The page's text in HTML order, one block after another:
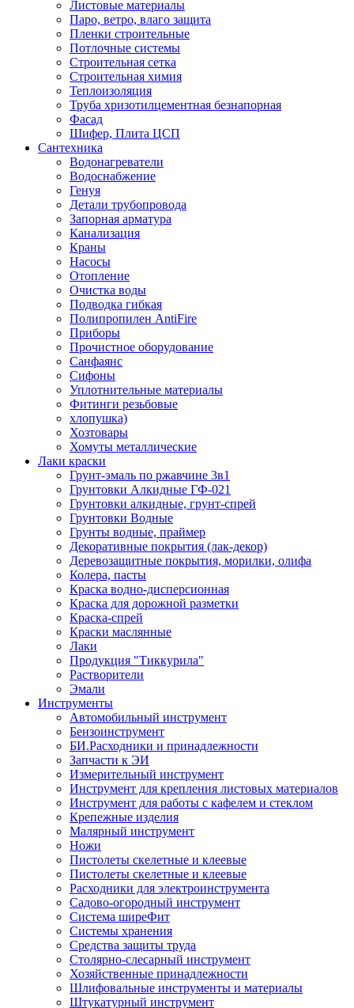
Листовые материалы
Паро, ветро, влаго защита
Пленки строительные
Потлочные системы
Строительная сетка
Строительная химия
Теплоизоляция
Труба хризотилцементная безнапорная
Фасад
Шифер, Плита ЦСП
Сантехника
Водонагреватели
Водоснабжение
Генуя
Детали трубопровода
Запорная арматура
Канализация
Краны
Насосы
Отопление
Очистка воды
Подводка гибкая
Полипропилен AntiFire
Приборы
Прочистное оборудование
Санфаянс
Сифоны
Уплотнительные материалы
Фитинги резьбовые
хлопушка)
Хозтовары
Хомуты металлические
Лаки краски
Грунт-эмаль по ржавчине 3в1
Грунтовки Алкидные ГФ-021
Грунтовки алкидные, грунт-спрей
Грунтовки Водные
Грунты водные, праймер
Декоративные покрытия (лак-декор)
Деревозащитные покрытия, морилки, олифа
Колера, пасты
Краска водно-дисперсионная
Краска для дорожной разметки
Краска-спрей
Краски маслянные
Лаки
Продукция "Тиккурила"
Растворители
Эмали
Инструменты
Автомобильный инструмент
Бензоинструмент
БИ.Расходники и принадлежности
Запчасти к ЭИ
Измерительный инструмент
Инструмент для крепления листовых материалов
Инструмент для работы с кафелем и стеклом
Крепежные изделия
Малярный инструмент
Ножи
Пистолеты скелетные и клеевые
Пистолеты скелетные и клеевые
Расходники для электроинструмента
Садово-огородный инструмент
Система ширеФит
Системы хранения
Средства защиты труда
Столярно-слесарный инструмент
Хозяйственные принадлежности
Шлифовальные инструменты и материалы
Штукатурный инструмент